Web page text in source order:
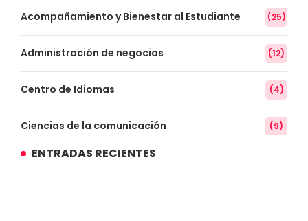
Acompañamiento y Bienestar al Estudiante (25)
Administración de negocios (12)
Centro de Idiomas (4)
Ciencias de la comunicación (9)
ENTRADAS RECIENTES